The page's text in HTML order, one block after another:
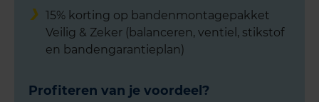
15% korting op bandenmontagepakket
Veilig & Zeker (balanceren, ventiel, stikstof
en bandengarantieplan)
Profiteren van je voordeel?